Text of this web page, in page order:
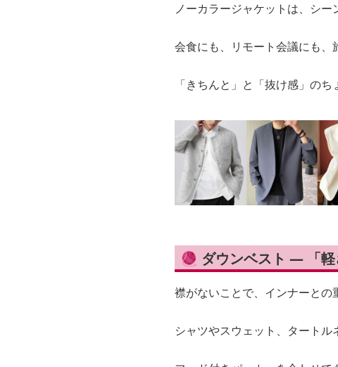
ノーカラージャケットは、シー
会食にも、リモート会議にも、
「きちんと」と「抜け感」の
🧶 ダウンベスト — 「軽
襟がないことで、インナーとの
シャツやスウェット、タートル